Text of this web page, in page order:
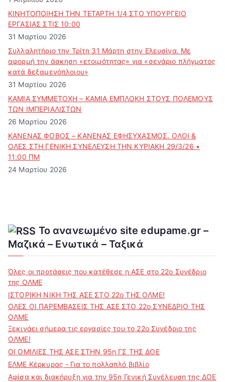
ΚΙΝΗΤΟΠΟΙΗΣΗ ΤΗΝ ΤΕΤΑΡΤΗ 1/4 ΣΤΟ ΥΠΟΥΡΓΕΙΟ
ΕΡΓΑΣΙΑΣ ΣΤΙΣ 10:00
31 Μαρτίου 2026
Συλλαλητήριο την Τρίτη 31 Μάρτη στην Ελευσίνα. Με
αφορμή την άσκηση «ετοιμότητας» για «σενάριο πλήγματος
κατά δεξαμενόπλοιου»
31 Μαρτίου 2026
ΚΑΜΙΑ ΣΥΜΜΕΤΟΧΗ – ΚΑΜΙΑ ΕΜΠΛΟΚΗ ΣΤΟΥΣ ΠΟΛΕΜΟΥΣ
ΤΩΝ ΙΜΠΕΡΙΑΛΙΣΤΩΝ
26 Μαρτίου 2026
ΚΑΝΕΝΑΣ ΦΟΒΟΣ – ΚΑΝΕΝΑΣ ΕΦΗΣΥΧΑΣΜΟΣ. ΟΛΟΙ &
ΟΛΕΣ ΣΤΗ ΓΕΝΙΚΗ ΣΥΝΕΛΕΥΣΗ ΤΗΝ ΚΥΡΙΑΚΗ 29/3/26 •
11:00 ΠΜ
24 Μαρτίου 2026
Το ανανεωμένο site edupame.gr –
Μαζικά – Ενωτικά – Ταξικά
Όλες οι προτάσεις που κατέθεσε η ΑΣΕ στο 22ο Συνέδριο
της ΟΛΜΕ
ΙΣΤΟΡΙΚΗ ΝΙΚΗ ΤΗΣ ΑΣΕ ΣΤΟ 22ο ΤΗΣ ΟΛΜΕ!
ΟΛΕΣ ΟΙ ΠΑΡΕΜΒΑΣΕΙΣ ΤΗΣ ΑΣΕ ΣΤΟ 22ο ΣΥΝΕΔΡΙΟ ΤΗΣ
ΟΛΜΕ
Ξεκινάει σήμερα τις εργασίες του το 22ο Συνέδριο της
ΟΛΜΕ!
ΟΙ ΟΜΙΛΙΕΣ ΤΗΣ ΑΣΕ ΣΤΗΝ 95η ΓΣ ΤΗΣ ΔΟΕ
ΕΛΜΕ Κέρκυρας - Για το πολλαπλό βιβλίο
Αφίσα και διακήρυξη για την 95η Γενική Συνέλευση της ΔΟΕ